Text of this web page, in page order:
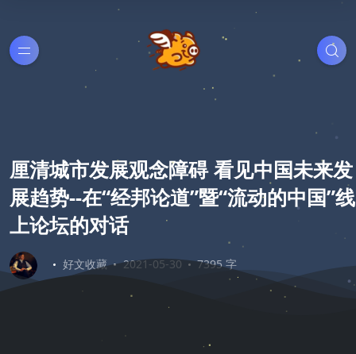
厘清城市发展观念障碍 看见中国未来发
展趋势--在“经邦论道”暨“流动的中国”线
上论坛的对话
好文收藏 2021-05-30 7395 字